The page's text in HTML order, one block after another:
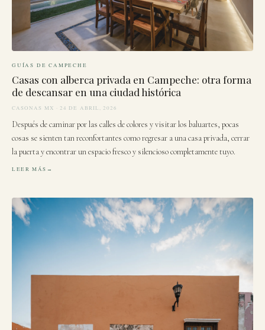
GUÍAS DE CAMPECHE
Casas con alberca privada en Campeche: otra forma
de descansar en una ciudad histórica
CASONAS MX · 24 DE ABRIL, 2026
Después de caminar por las calles de colores y visitar los baluartes, pocas
cosas se sienten tan reconfortantes como regresar a una casa privada, cerrar
la puerta y encontrar un espacio fresco y silencioso completamente tuyo.
LEER MÁS